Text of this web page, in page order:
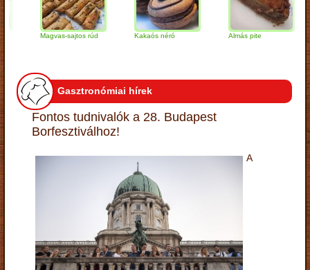
Magvas-sajtos rúd Kakaós néró Almás pite
Gasztronómiai hírek
Fontos tudnivalók a 28. Budapest
Borfesztiválhoz!
A